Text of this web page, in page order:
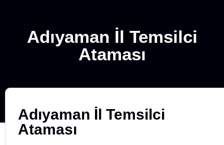
Adıyaman İl Temsilci
Ataması
Adıyaman İl Temsilci
Ataması